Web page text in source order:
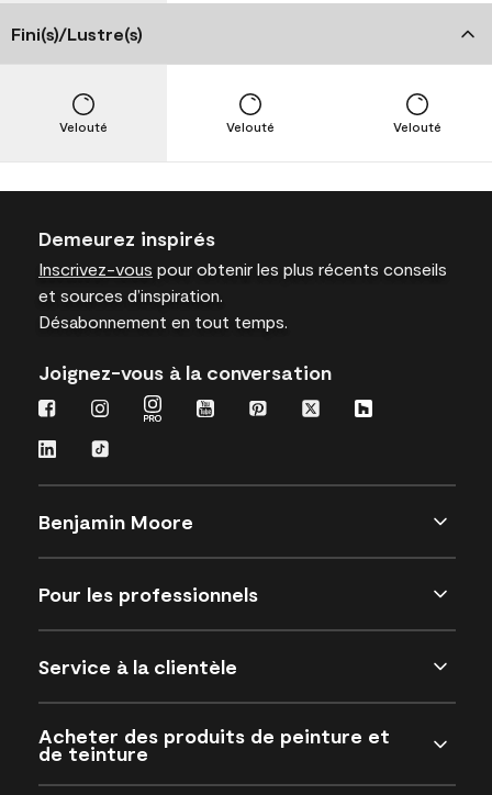
Fini(s)/Lustre(s)
Velouté Velouté Velouté
Demeurez inspirés
Inscrivez-vous pour obtenir les plus récents conseils
et sources d’inspiration.
Désabonnement en tout temps.
Joignez-vous à la conversation
Benjamin Moore
Pour les professionnels
Service à la clientèle
Acheter des produits de peinture et
de teinture